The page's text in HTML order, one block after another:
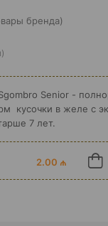
бренда)
Senior -
кусочки в желе с
7 лет.
2.00 ₼